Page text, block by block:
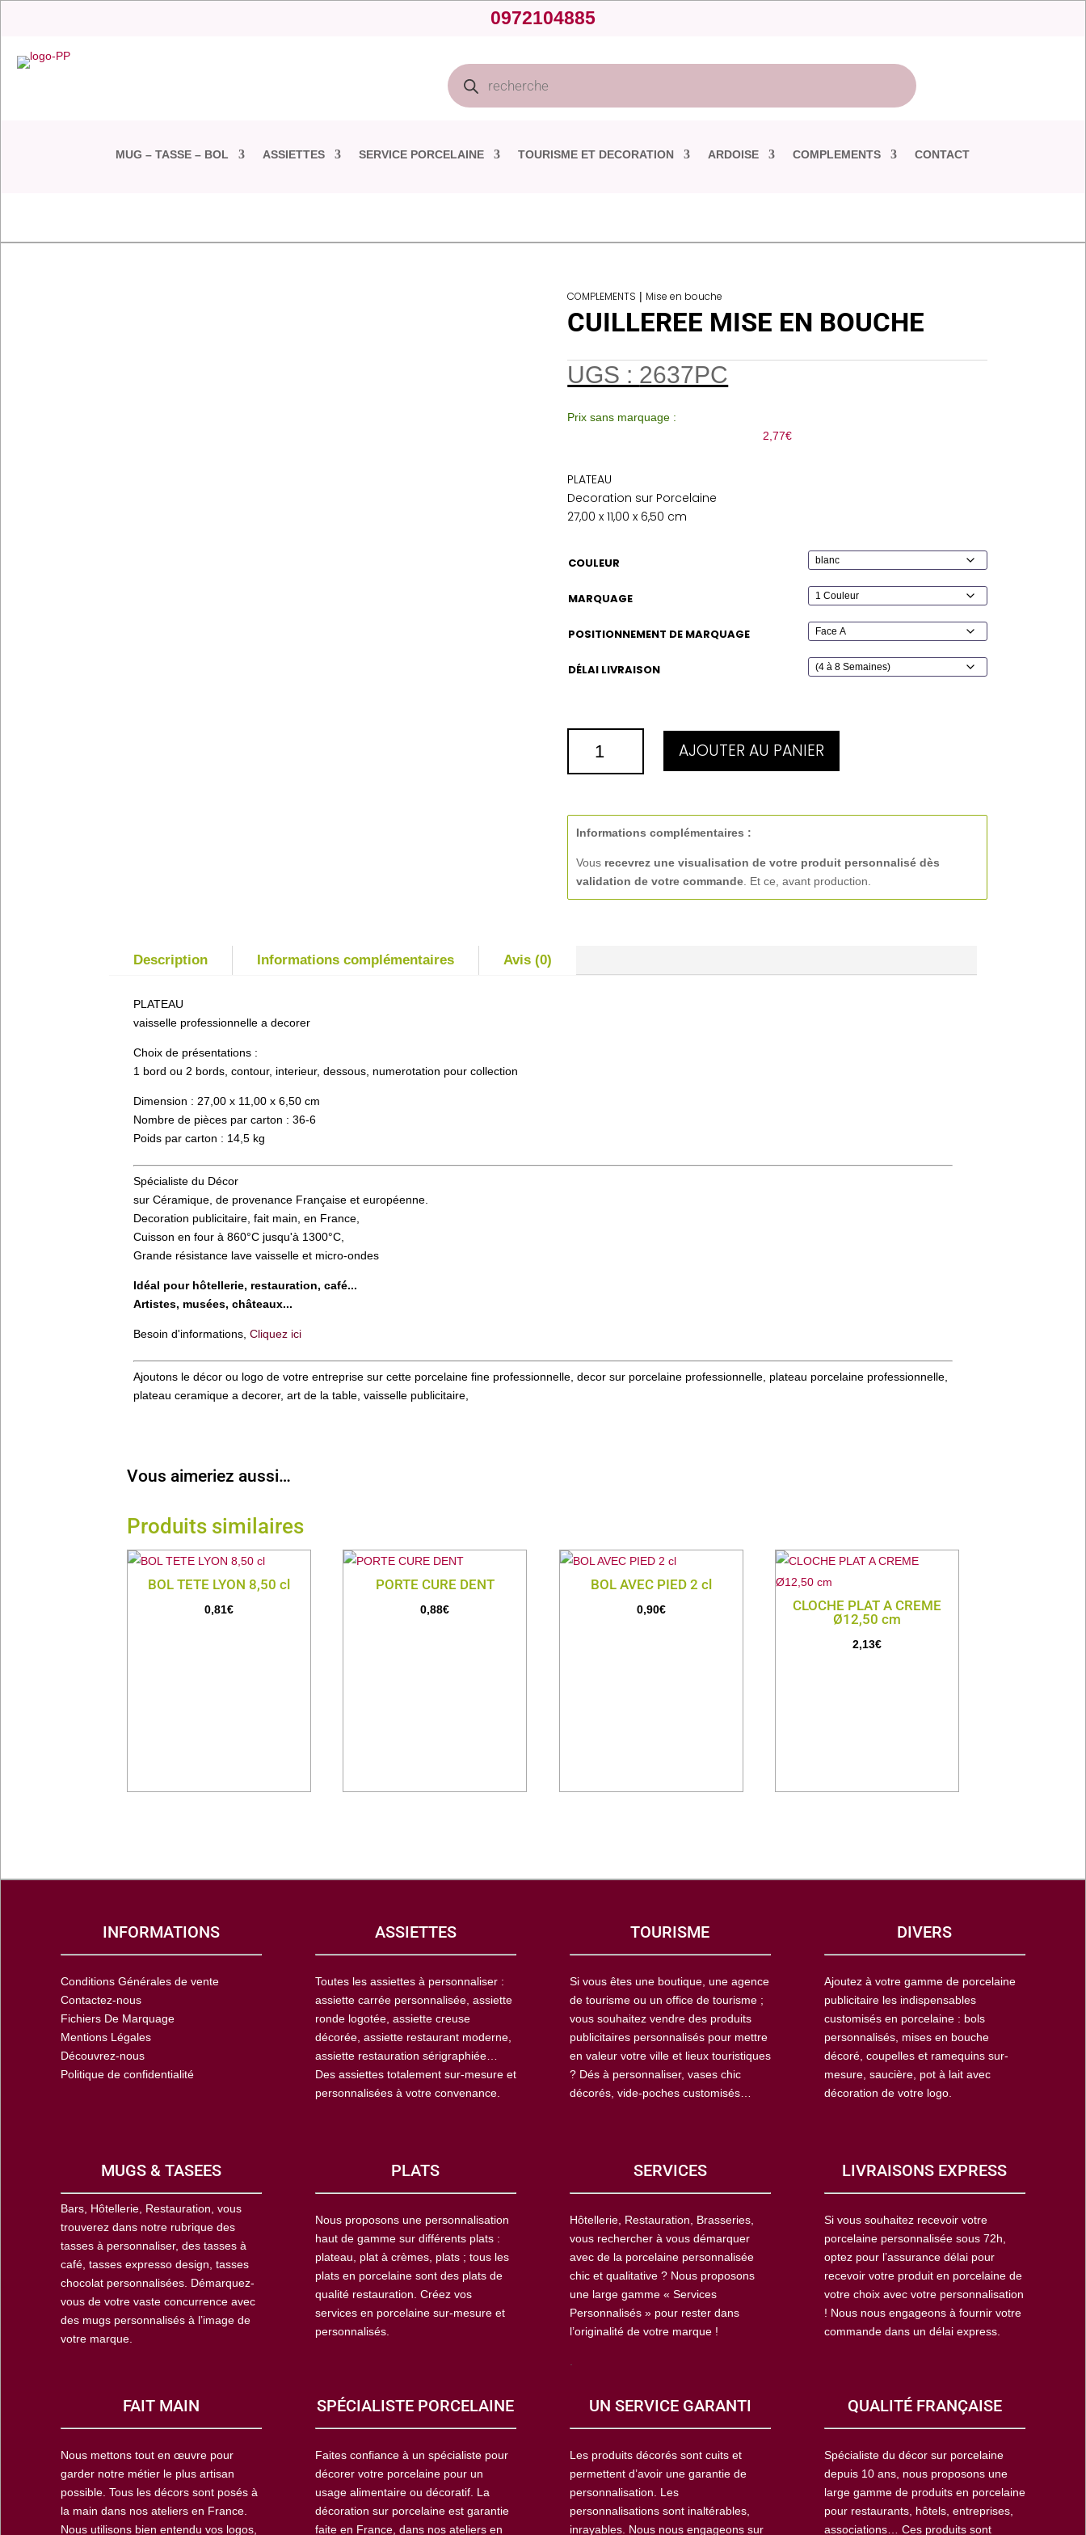
0972104885
Recherche
de
produits
MUG – TASSE – BOL ASSIETTES SERVICE PORCELAINE TOURISME ET DECORATION ARDOISE COMPLEMENTS CONTACT
COMPLEMENTS | Mise en bouche
CUILLEREE MISE EN BOUCHE
UGS : 2637PC
Prix sans marquage :
2,77€
PLATEAU
Decoration sur Porcelaine
27,00 x 11,00 x 6,50 cm
COULEUR
MARQUAGE
POSITIONNEMENT DE MARQUAGE
DÉLAI LIVRAISON
CUILLEREE
BOUCHE
AJOUTER AU PANIER
Informations complémentaires :
Vous recevrez une visualisation de votre produit personnalisé dès
validation de votre commande . Et ce, avant production.
Description Informations complémentaires Avis (0)
PLATEAU
vaisselle professionnelle a decorer
Choix de présentations :
1 bord ou 2 bords, contour, interieur, dessous, numerotation pour collection
Dimension : 27,00 x 11,00 x 6,50 cm
Nombre de pièces par carton : 36-6
Poids par carton : 14,5 kg
Spécialiste du Décor
sur Céramique, de provenance Française et européenne.
Decoration publicitaire, fait main, en France,
Cuisson en four à 860°C jusqu'à 1300°C,
Grande résistance lave vaisselle et micro-ondes
Idéal pour hôtellerie, restauration, café...
Artistes, musées, châteaux...
Besoin d'informations,Cliquez ici
Ajoutons le décor ou logo de votre entreprise sur cette porcelaine fine professionnelle, decor sur porcelaine professionnelle, plateau porcelaine professionnelle,
plateau ceramique a decorer, art de la table, vaisselle publicitaire,
Vous aimeriez aussi…
Produits similaires
BOL TETE LYON 8,50 cl
0,81€
PORTE CURE DENT
0,88€
BOL AVEC PIED 2 cl
0,90€
CLOCHE PLAT A CREME
Ø12,50 cm
2,13€
INFORMATIONS
Conditions Générales de vente
Contactez-nous
Fichiers De Marquage
Mentions Légales
Découvrez-nous
Politique de confidentialité
ASSIETTES
Toutes les assiettes à personnaliser :
assiette carrée personnalisée, assiette
ronde logotée, assiette creuse
décorée, assiette restaurant moderne,
assiette restauration sérigraphiée…
Des assiettes totalement sur-mesure et
personnalisées à votre convenance.
TOURISME
Si vous êtes une boutique, une agence
de tourisme ou un office de tourisme ;
vous souhaitez vendre des produits
publicitaires personnalisés pour mettre
en valeur votre ville et lieux touristiques
? Dés à personnaliser, vases chic
décorés, vide-poches customisés…
DIVERS
Ajoutez à votre gamme de porcelaine
publicitaire les indispensables
customisés en porcelaine : bols
personnalisés, mises en bouche
décoré, coupelles et ramequins sur-
mesure, saucière, pot à lait avec
décoration de votre logo.
MUGS & TASEES
Bars, Hôtellerie, Restauration, vous
trouverez dans notre rubrique des
tasses à personnaliser, des tasses à
café, tasses expresso design, tasses
chocolat personnalisées. Démarquez-
vous de votre vaste concurrence avec
des mugs personnalisés à l’image de
votre marque.
PLATS
Nous proposons une personnalisation
haut de gamme sur différents plats :
plateau, plat à crèmes, plats ; tous les
plats en porcelaine sont des plats de
qualité restauration. Créez vos
services en porcelaine sur-mesure et
personnalisés.
SERVICES
Hôtellerie, Restauration, Brasseries,
vous rechercher à vous démarquer
avec de la porcelaine personnalisée
chic et qualitative ? Nous proposons
une large gamme « Services
Personnalisés » pour rester dans
l’originalité de votre marque !
LIVRAISONS EXPRESS
Si vous souhaitez recevoir votre
porcelaine personnalisée sous 72h,
optez pour l’assurance délai pour
recevoir votre produit en porcelaine de
votre choix avec votre personnalisation
! Nous nous engageons à fournir votre
commande dans un délai express.
FAIT MAIN
Nous mettons tout en œuvre pour
garder notre métier le plus artisan
possible. Tous les décors sont posés à
la main dans nos ateliers en France.
Nous utilisons bien entendu vos logos,
SPÉCIALISTE PORCELAINE
Faites confiance à un spécialiste pour
décorer votre porcelaine pour un
usage alimentaire ou décoratif. La
décoration sur porcelaine est garantie
faite en France, dans nos ateliers en
UN SERVICE GARANTI
Les produits décorés sont cuits et
permettent d’avoir une garantie de
personnalisation. Les
personnalisations sont inaltérables,
inrayables. Nous nous engageons sur
QUALITÉ FRANÇAISE
Spécialiste du décor sur porcelaine
depuis 10 ans, nous proposons une
large gamme de produits en porcelaine
pour restaurants, hôtels, entreprises,
associations… Ces produits sont